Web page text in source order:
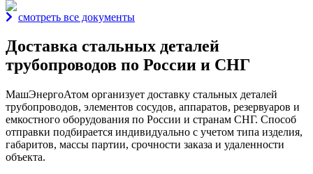
смотреть все документы
Доставка стальных деталей
трубопроводов по России и СНГ
МашЭнергоАтом организует доставку стальных деталей
трубопроводов, элементов сосудов, аппаратов, резервуаров и
емкостного оборудования по России и странам СНГ. Способ
отправки подбирается индивидуально с учетом типа изделия,
габаритов, массы партии, срочности заказа и удаленности
объекта.